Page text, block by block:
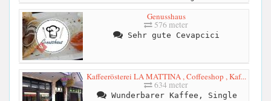
Genusshaus
576 meter
Sehr gute Cevapcici
Kaffeerösterei LA MATTINA , Coffeeshop , Kaf...
634 meter
Wunderbarer Kaffee, Single